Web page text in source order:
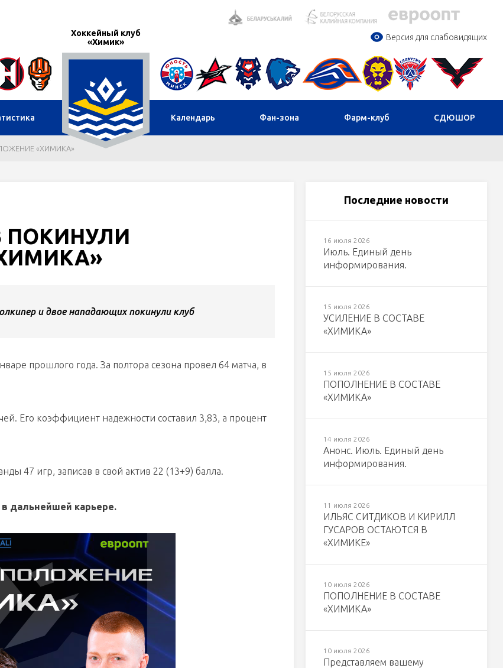
Версия для слабовидящих
Хоккейный клуб
«Химик»
Календарь Фан-зона Фарм-клуб СДЮШОР
«ХИМИКА»
ПОКИНУЛИ
и двое нападающих покинули клуб
прошлого года. За полтора сезона провел 64 матча, в
Его коэффициент надежности составил 3,83, а процент
47 игр, записав в свой актив 22 (13+9) балла.
дальнейшей карьере.
Последние новости
16 июля 2026
Июль. Единый день
информирования.
15 июля 2026
УСИЛЕНИЕ В СОСТАВЕ
«ХИМИКА»
15 июля 2026
ПОПОЛНЕНИЕ В СОСТАВЕ
«ХИМИКА»
14 июля 2026
Анонс. Июль. Единый день
информирования.
11 июля 2026
ИЛЬЯС СИТДИКОВ И КИРИЛЛ
ГУСАРОВ ОСТАЮТСЯ В
«ХИМИКЕ»
10 июля 2026
ПОПОЛНЕНИЕ В СОСТАВЕ
«ХИМИКА»
10 июля 2026
Представляем вашему